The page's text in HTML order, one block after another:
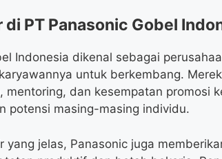
di PT Panasonic Gobel
Indonesia dikenal sebagai
untuk berkembang.
mentoring, dan kesempatan promosi
potensi masing-masing individu.
yang jelas, Panasonic juga